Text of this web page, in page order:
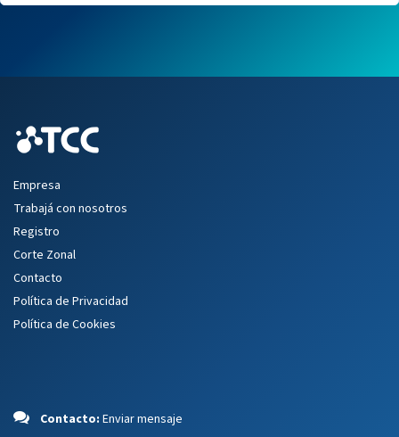
Empresa
Trabajá con nosotros
Registro
Corte Zonal
Contacto
Política de Privacidad
Política de Cookies
Contacto: Enviar mensaje